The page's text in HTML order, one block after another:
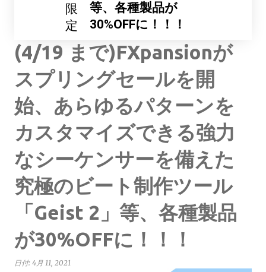
限
定
等、各種製品が
30%OFFに！！！
(4/19 まで)FXpansionが
スプリングセールを開
始、あらゆるパターンを
カスタマイズできる強力
なシーケンサーを備えた
究極のビート制作ツール
「Geist 2」等、各種製品
が30%OFFに！！！
日付: 4月 11, 2021